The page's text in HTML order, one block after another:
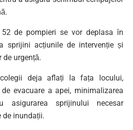
de pompieri se vor deplasa în
sprijini acțiunile de intervenție și
urgență.
deja aflați la fața locului,
evacuare a apei, minimalizarea
asigurarea sprijinului necesar
inundații.